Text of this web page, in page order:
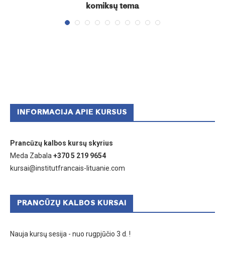
komiksų tema
INFORMACIJA APIE KURSUS
Prancūzų kalbos kursų skyrius
Meda Zabala +370 5 219 9654
kursai@institutfrancais-lituanie.com
PRANCŪZŲ KALBOS KURSAI
Nauja kursų sesija - nuo rugpjūčio 3 d. !